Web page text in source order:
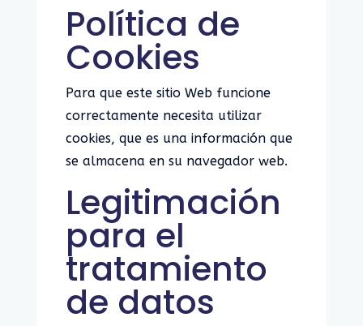
Política de
Cookies
Para que este sitio Web funcione
correctamente necesita utilizar
cookies, que es una información que
se almacena en su navegador web.
Legitimación
para el
tratamiento
de datos